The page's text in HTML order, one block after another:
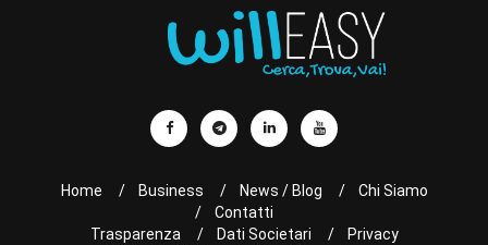
Home Business News / Blog
Chi Siamo
Contatti
Trasparenza
Dati Societari
Privacy